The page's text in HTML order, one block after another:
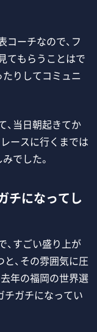
ーチなので、フ
てもらうことはで
たりしてコミュニ
当日朝起きてか
ースに行くまでは
でした。
チになってし
すごい盛り上が
、その雰囲気に圧
年の福岡の世界選
チガチになってい